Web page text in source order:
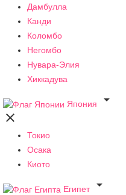
Дамбулла
Канди
Коломбо
Негомбо
Нувара-Элия
Хиккадува
Япония


Токио
Осака
Киото
Египет
